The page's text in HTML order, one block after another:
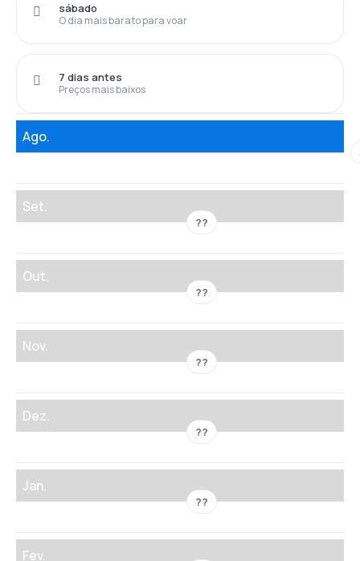
O dia mais barato para voar
sábado
Preços mais baixos
7 dias antes
Ago.
Set.
??
Out.
??
Nov.
??
Dez.
??
Jan.
??
Fev.